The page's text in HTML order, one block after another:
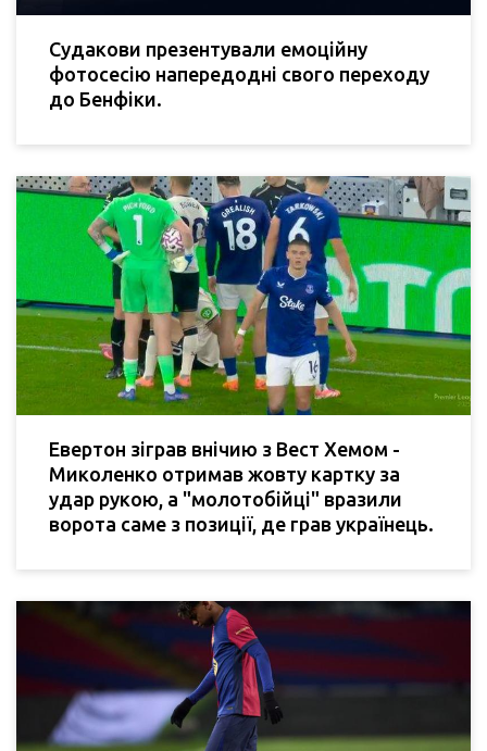
Судакови презентували емоційну
фотосесію напередодні свого переходу
до Бенфіки.
Евертон зіграв внічию з Вест Хемом -
Миколенко отримав жовту картку за
удар рукою, а "молотобійці" вразили
ворота саме з позиції, де грав українець.